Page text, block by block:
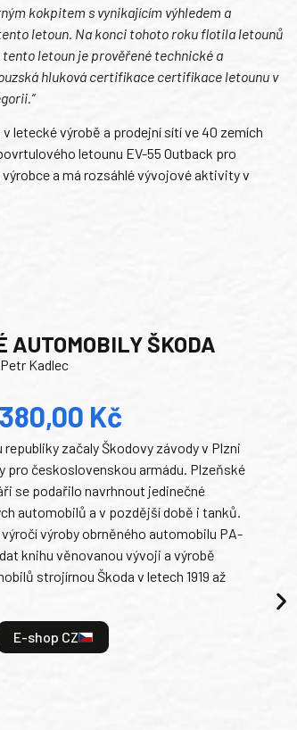
kokpitem s vynikajícím výhledem a
letoun. Na konci tohoto roku flotila letounů
tento letoun je prověřené technické a
hluková certifikace certifikace letounu v
letecké výrobě a prodejní sítí ve 40 zemích
letounu EV-55 Outback pro
a má rozsáhlé vývojové aktivity v
AUTOMOBILY ŠKODA
Kadlec
Kč
začaly Škodovy závody v Plzni
pro československou armádu. Plzeňské
se podařilo navrhnout jedinečné
automobilů a v pozdější době i tanků.
výroby obrněného automobilu PA-
knihu věnovanou vývoji a výrobě
strojírnou Škoda v letech 1919 až
E-shop CZ